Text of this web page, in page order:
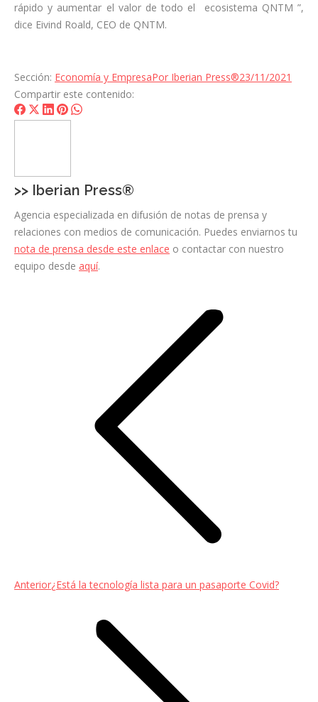
rápido y aumentar el valor de todo el ecosistema QNTM ”,
dice Eivind Roald, CEO de QNTM.
Sección: Economía y EmpresaPor Iberian Press®23/11/2021
Compartir este contenido:
ShareShareShare
ShareShare
>> Iberian Press®
Agencia especializada en difusión de notas de prensa y
relaciones con medios de comunicación. Puedes enviarnos tu
nota de prensa desde este enlace o contactar con nuestro
equipo desde aquí.
AnteriorEntrada
¿Está la tecnología lista para un pasaporte Covid?